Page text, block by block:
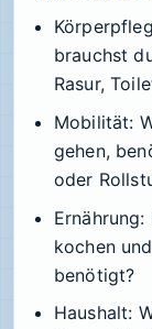
brauchst
Rasur,
Mobilität:
gehen,
oder
kochen
benötigt?
Haushalt: